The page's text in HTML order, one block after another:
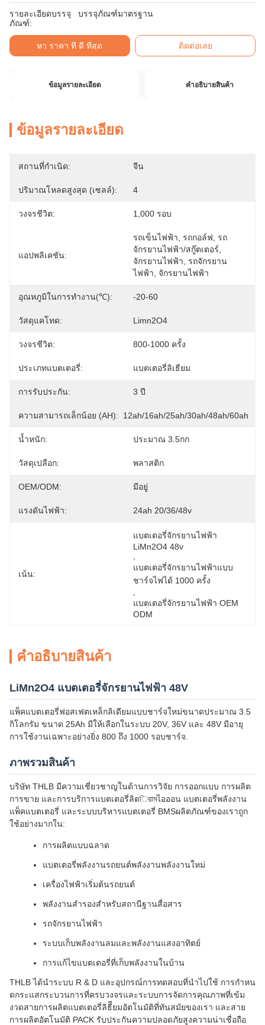
รายละเอียดบรรจุ
ภัณฑ์:
บรรจุภัณฑ์มาตรฐาน
หา ราคา ที่ ดี ที่สุด ติดต่อเลย
ข้อมูลรายละเอียด คําอธิบายสินค้า
ข้อมูลรายละเอียด
สถานที่กำเนิด: จีน
ปริมาณโหลดสูงสุด (เซลล์): 4
วงจรชีวิต: 1,000 รอบ
แอปพลิเคชัน:
รถเข็นไฟฟ้า, รถกอล์ฟ, รถ
จักรยานไฟฟ้า/สกู๊ตเตอร์,
จักรยานไฟฟ้า, รถจักรยาน
ไฟฟ้า, จักรยานไฟฟ้า
อุณหภูมิในการทำงาน(℃): -20-60
วัสดุแคโทด: Limn2O4
วงจรชีวิต: 800-1000 ครั้ง
ประเภทแบตเตอรี่: แบตเตอรี่ลิเธียม
การรับประกัน: 3 ปี
ความสามารถเล็กน้อย (AH): 12ah/16ah/25ah/30ah/48ah/60ah
น้ำหนัก: ประมาณ 3.5กก
วัสดุเปลือก: พลาสติก
OEM/ODM: มีอยู่
แรงดันไฟฟ้า: 24ah 20/36/48v
เน้น:
แบตเตอรี่จักรยานไฟฟ้า
LiMn2O4 48v
แบตเตอรี่จักรยานไฟฟ้าแบบ
ชาร์จไฟได้ 1000 ครั้ง
แบตเตอรี่จักรยานไฟฟ้า OEM
ODM
คําอธิบายสินค้า
LiMn2O4 แบตเตอรี่จักรยานไฟฟ้า 48V
แพ็คแบตเตอรี่ฟอสเฟตเหล็กลิเดียมแบบชาร์จใหม่ขนาดประมาณ 3.5
กิโลกรัม ขนาด 25Ah มีให้เลือกในระบบ 20V, 36V และ 48V มีอายุ
การใช้งานเฉพาะอย่างยิ่ง 800 ถึง 1000 รอบชาร์จ.
ภาพรวมสินค้า
บริษัท THLB มีความเชี่ยวชาญในด้านการวิจัย การออกแบบ การผลิต
การขาย และการบริการแบตเตอรี่ลิตিয়ামไอออน แบตเตอรี่พลังงาน
แพ็คแบตเตอรี่ และระบบบริหารแบตเตอรี่ BMSผลิตภัณฑ์ของเราถูก
ใช้อย่างมากใน:
การผลิตแบบฉลาด
แบตเตอรี่พลังงานรถยนต์พลังงานพลังงานใหม่
เครื่องไฟฟ้าเริ่มต้นรถยนต์
พลังงานสํารองสําหรับสถานีฐานสื่อสาร
รถจักรยานไฟฟ้า
ระบบเก็บพลังงานลมและพลังงานแสงอาทิตย์
การแก้ไขแบตเตอรี่ที่เก็บพลังงานในบ้าน
THLB ได้นําระบบ R & D และอุปกรณ์การทดสอบที่นําไปใช้ การกําหน
ดกระแสกระบวนการที่ครบวงจรและระบบการจัดการคุณภาพที่เข้ม
งวดสายการผลิตแบตเตอรี่ลิธีียมอัตโนมัติที่ทันสมัยของเรา และสาย
การผลิตอัตโนมัติ PACK รับประกันความปลอดภัยสูงความน่าเชื่อถือ